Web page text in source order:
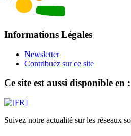
Informations Légales
Newsletter
Contribuez sur ce site
Ce site est aussi disponible en :
Suivez notre actualité sur les réseaux